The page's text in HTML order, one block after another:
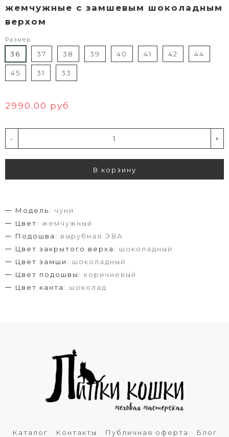
жемчужные с замшевым шоколадным
верхом
Размер
36 37 38 39 40 41 42 44
45 31 33
2990.00 руб
- +
В корзину
Модель: чуни
Цвет: жемчужный
Подошва: вырубная ЭВА
Цвет закрытого верха: шоколадный
Цвет замши: шоколадный
Цвет подошвы: коричневый
Цвет канта: шоколад
Каталог Контакты Публичная оферта Блог